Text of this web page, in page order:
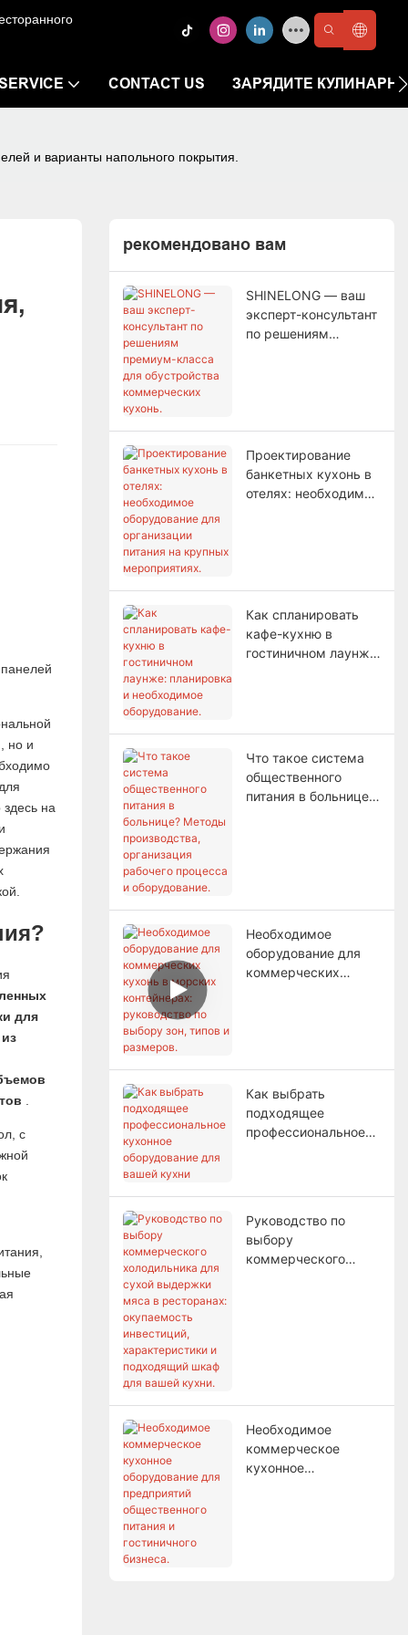
CONTACT US ЗАРЯДИТЕ
и варианты напольного покрытия.
но и
на
для
с
рекомендовано вам
SHINELONG — ваш
эксперт-консультант
по решениям
Проектирование
банкетных кухонь в
отелях: необходимое
Как спланировать
кафе-кухню в
гостиничном лаунже:
Что такое система
общественного
питания в больнице?
Необходимое
оборудование для
коммерческих
размеров.
Как выбрать
подходящее
профессиональное
Руководство по
выбору
коммерческого
Необходимое
коммерческое
кухонное